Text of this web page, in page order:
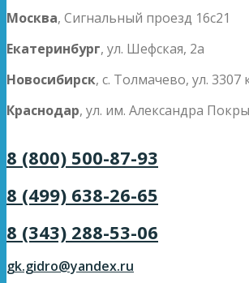
Москва, Сигнальный проезд 16с21
Екатеринбург, ул. Шефская, 2а
Новосибирск, с. Толмачево, ул. 3307
Краснодар, ул. им. Александра
8 (800) 500-87-93
8 (499) 638-26-65
8 (343) 288-53-06
gk.gidro@yandex.ru